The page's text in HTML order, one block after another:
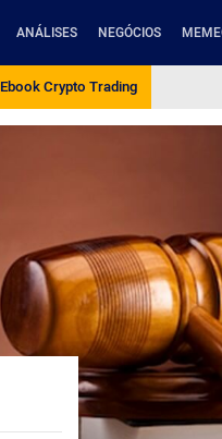
ANÁLISES NEGÓCIOS
Ebook Crypto Trading